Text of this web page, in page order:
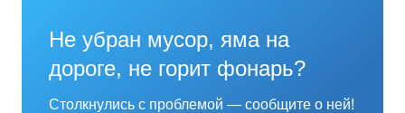
Не убран мусор, яма на
дороге, не горит фонарь?
Столкнулись с проблемой — сообщите о ней!